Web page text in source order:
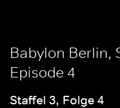
Babylon Berlin,
Episode 4
Staffel 3, Folge 4